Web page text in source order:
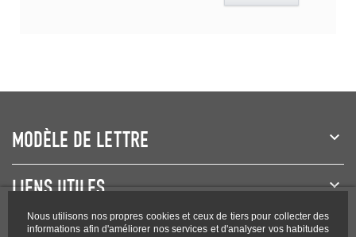
Nous utilisons nos propres cookies et ceux de tiers pour collecter des
informations afin d'améliorer nos services et d'analyser vos habitudes
MODÈLE DE LETTRE
LIENS UTILES